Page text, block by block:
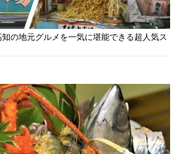
の地元グルメを一気に堪能できる超人気ス